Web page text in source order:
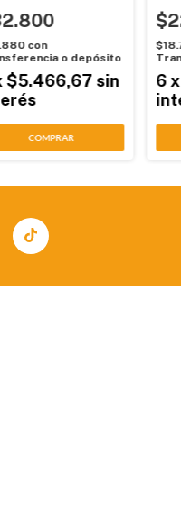
con
o depósito
$5.466,67 sin
COMPRAR
6